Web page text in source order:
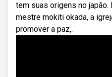
tem suas origens no japão.
mestre mokiti okada, a
promover a paz,.